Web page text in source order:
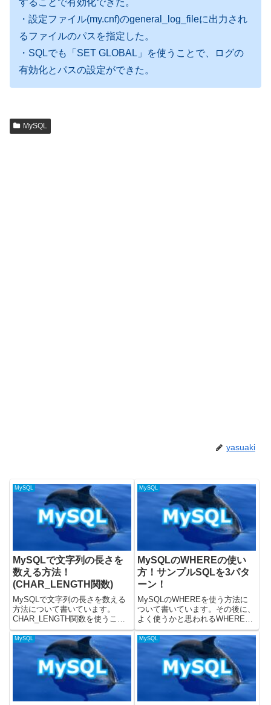
することで有効化できた。
・設定ファイル(my.cnf)のgeneral_log_fileに出力され
るファイルのパスを指定した。
・SQLでも「SET GLOBAL」を使うことで、ログの
有効化とパスの設定ができた。
MySQL
yasuaki
MySQL
MySQLで文字列の長さを
数える方法！
(CHAR_LENGTH関数)
MySQLで文字列の長さを数える
方法について書いています。
CHAR_LENGTH関数を使うこと
で、文字列の長さを数えることが
できます。公式のこちらに
CHAR_LENGTH関数についての
記載があります。載せているSQL
はMySQLのバージョン...
MySQL
MySQLのWHEREの使い
方！サンプルSQLを3パタ
ーン！
MySQLのWHEREを使う方法に
ついて書いています。その後に、
よく使うかと思われるWHEREの
サンプルSQLを3つ紹介していま
す。MySQLでWHEREを使う
と？MySQLでWHEREを使う
と、テーブルに入っているたくさ
んのデータに対して...
MySQL MySQL